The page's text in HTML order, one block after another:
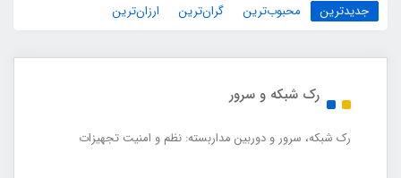
جدیدترین محبوب‌ترین گران‌ترین ارزان‌ترین
رک شبکه و سرور
رک شبکه، سرور و دوربین مداربسته: نظم و امنیت تجهیزات